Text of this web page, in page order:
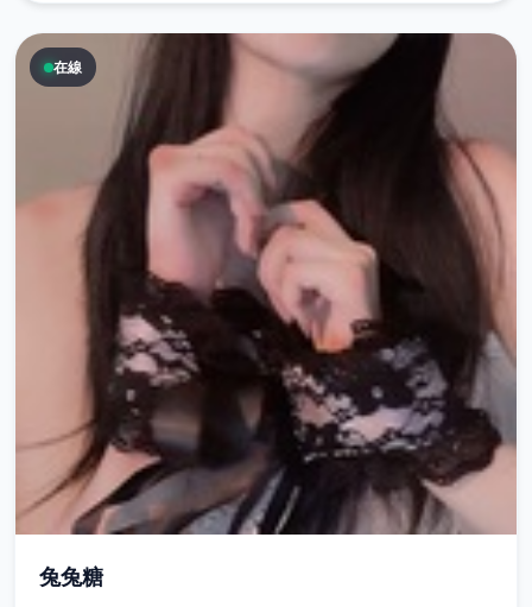
在線
兔兔糖